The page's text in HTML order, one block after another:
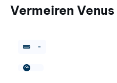
Vermeiren
-